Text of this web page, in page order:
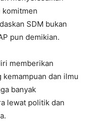
komitmen
SDM bukan
pun demikian.
memberikan
dan ilmu
banyak
lewat politik dan